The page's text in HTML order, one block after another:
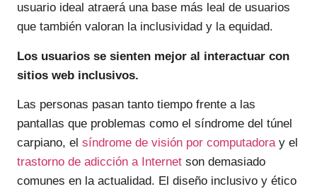
usuario ideal atraerá una base más leal de usuarios
que también valoran la inclusividad y la equidad.
Los usuarios se sienten mejor al interactuar con
sitios web inclusivos.
Las personas pasan tanto tiempo frente a las
pantallas que problemas como el síndrome del túnel
carpiano, el síndrome de visión por computadoray el
trastorno de adicción a Internet son demasiado
comunes en la actualidad. El diseño inclusivo y ético